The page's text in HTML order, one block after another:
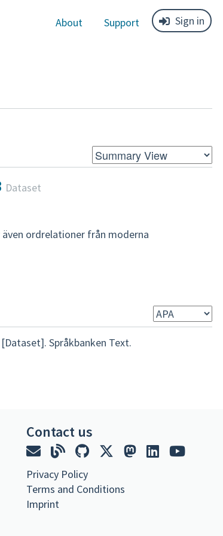
About Support Sign in
Dataset
ordrelationer från moderna
Språkbanken Text.
Contact us
Privacy Policy
Terms and Conditions
Imprint